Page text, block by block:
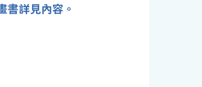
書詳見內容。